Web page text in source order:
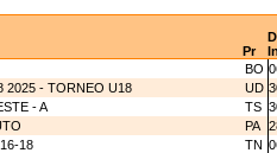
Pr
BO
2025 - TORNEO U18 UD
- A TS
PA
18 TN